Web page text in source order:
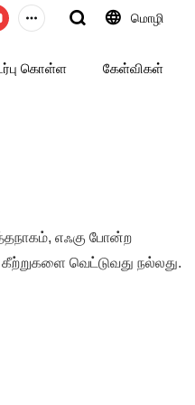
மொழி
கொள்ள கேள்விகள்
எஃகு போன்ற
கீற்றுகளை வெட்டுவது நல்லது.